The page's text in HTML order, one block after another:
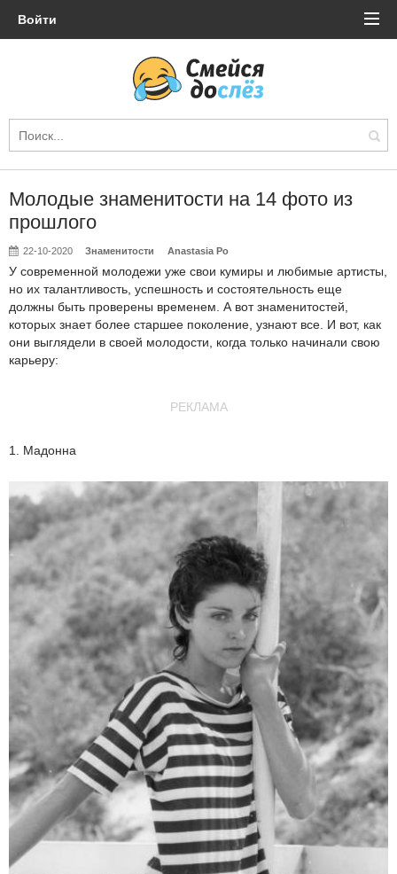
Войти
Молодые знаменитости на 14 фото из
прошлого
22-10-2020 Знаменитости Anastasia Po
У современной молодежи уже свои кумиры и любимые артисты,
но их талантливость, успешность и состоятельность еще
должны быть проверены временем. А вот знаменитостей,
которых знает более старшее поколение, узнают все. И вот, как
они выглядели в своей молодости, когда только начинали свою
карьеру:
РЕКЛАМА
1. Мадонна